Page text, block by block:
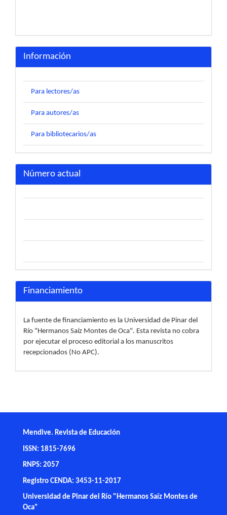
Información
Para lectores/as
Para autores/as
Para bibliotecarios/as
Número actual
Financiamiento
La fuente de financiamiento es la Universidad de Pinar del
Río "Hermanos Saíz Montes de Oca". Esta revista no cobra
por ejecutar el proceso editorial a los manuscritos
recepcionados (No APC).
Mendive. Revista de Educación
ISSN: 1815-7696
RNPS: 2057
Registro CENDA: 3453-11-2017
Universidad de Pinar del Río "Hermanos Saíz Montes de
Oca"